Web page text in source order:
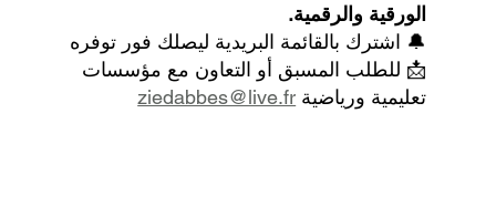
الورقية والرقمية.
🔔 اشترك بالقائمة البريدية ليصلك فور توفره
📩 للطلب المسبق أو التعاون مع مؤسسات
تعليمية ورياضية ziedabbes@live.fr